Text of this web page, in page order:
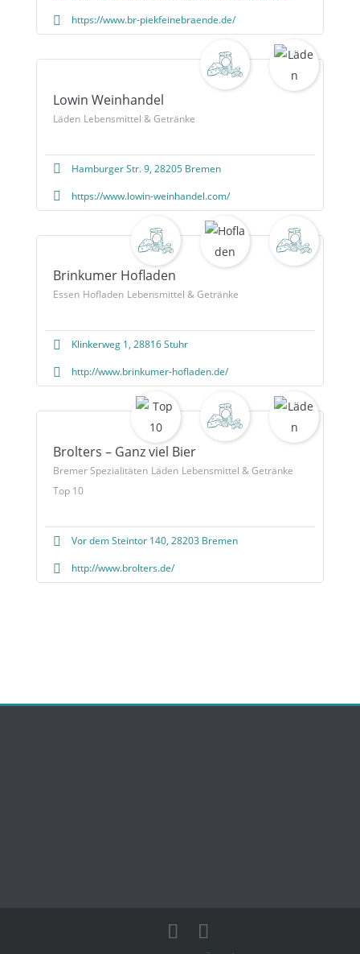
https://www.br-piekfeinebraende.de/
Lowin Weinhandel
Läden Lebensmittel & Getränke
Hamburger Str. 9, 28205 Bremen
https://www.lowin-weinhandel.com/
Brinkumer Hofladen
Essen Hofladen Lebensmittel & Getränke
Klinkerweg 1, 28816 Stuhr
http://www.brinkumer-hofladen.de/
Brolters – Ganz viel Bier
Bremer Spezialitäten Läden Lebensmittel & Getränke
Top 10
Vor dem Steintor 140, 28203 Bremen
http://www.brolters.de/